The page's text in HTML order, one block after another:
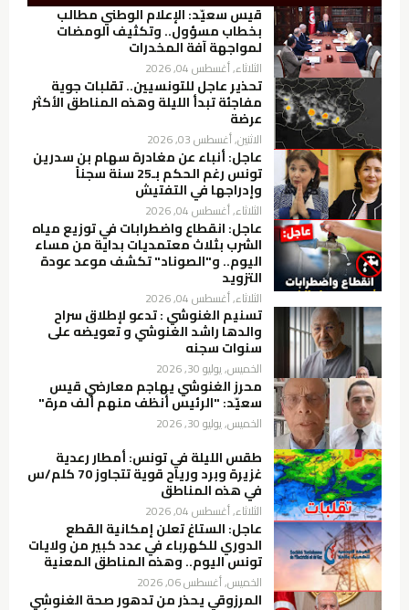
قيس سعيّد: الإعلام الوطني مطالب
بخطاب مسؤول.. وتكثيف الومضات
لمواجهة آفة المخدرات
الثلاثاء, أغسطس 04, 2026
تحذير عاجل للتونسيين.. تقلبات جوية
مفاجئة تبدأ الليلة وهذه المناطق الأكثر
عرضة
الاثنين, أغسطس 03, 2026
عاجل: أنباء عن مغادرة سهام بن سدرين
تونس رغم الحكم بـ25 سنة سجناً
وإدراجها في التفتيش
الثلاثاء, أغسطس 04, 2026
عاجل: انقطاع واضطرابات في توزيع مياه
الشرب بثلاث معتمديات بداية من مساء
اليوم.. و"الصوناد" تكشف موعد عودة
التزويد
الثلاثاء, أغسطس 04, 2026
تسنيم الغنوشي : تدعو لإطلاق سراح
والدها راشد الغنوشي و تعويضه على
سنوات سجنه
الخميس, يوليو 30, 2026
محرز الغنوشي يهاجم معارضي قيس
سعيّد: "الرئيس أنظف منهم ألف مرة"
الخميس, يوليو 30, 2026
طقس الليلة في تونس: أمطار رعدية
غزيرة وبرد ورياح قوية تتجاوز 70 كلم/س
في هذه المناطق
الثلاثاء, أغسطس 04, 2026
عاجل: الستاغ تعلن إمكانية القطع
الدوري للكهرباء في عدد كبير من ولايات
تونس اليوم.. وهذه المناطق المعنية
الخميس, أغسطس 06, 2026
المرزوقي يحذر من تدهور صحة الغنوشي